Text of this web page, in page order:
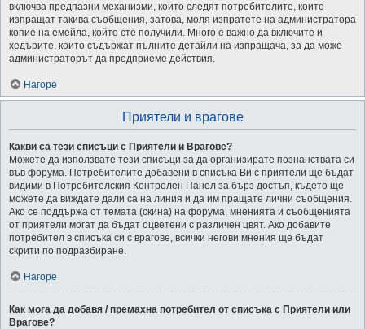
включва предпазни механизми, които следят потребителите, които
изпращат такива съобщения, затова, моля изпратете на администратора
копие на емейла, който сте получили. Много е важно да включите и
хедърите, които съдържат пълните детайли на изпращача, за да може
администраторът да предприеме действия.
Нагоре
Приятели и врагове
Какви са тези списъци с Приятели и Врагове?
Можете да използвате тези списъци за да организирате познанствата си
във форума. Потребителите добавени в списъка Ви с приятели ще бъдат
видими в Потребителския Контролен Панел за бърз достъп, където ще
можете да виждате дали са на линия и да им пращате лични съобщения.
Ако се поддържа от темата (скина) на форума, мненията и съобщенията
от приятели могат да бъдат оцветени с различен цвят. Ако добавите
потребител в списъка си с врагове, всички негови мнения ще бъдат
скрити по подразбиране.
Нагоре
Как мога да добавя / премахна потребител от списъка с Приятели или
Врагове?